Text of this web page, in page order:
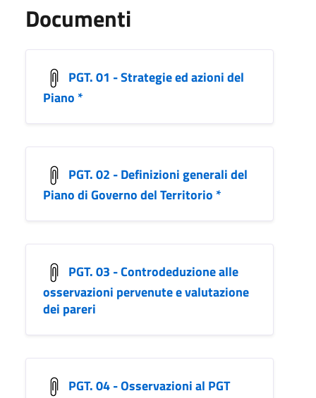
Documenti
PGT. 01 - Strategie ed azioni del
Piano *
PGT. 02 - Definizioni generali del
Piano di Governo del Territorio *
PGT. 03 - Controdeduzione alle
osservazioni pervenute e valutazione
dei pareri
PGT. 04 - Osservazioni al PGT